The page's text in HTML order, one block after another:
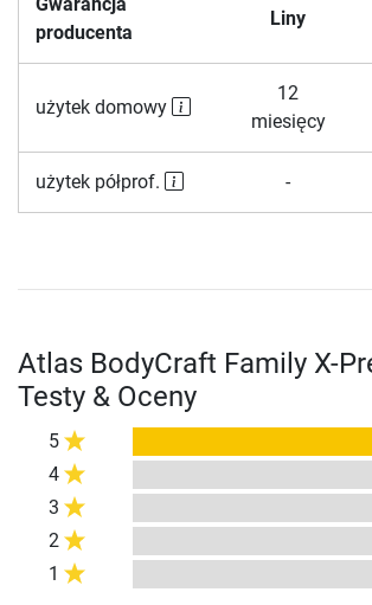
producenta
Liny
użytek domowy
12
miesięcy
użytek półprof. -
Atlas BodyCraft Family X-
Testy & Oceny
5
4
3
2
1